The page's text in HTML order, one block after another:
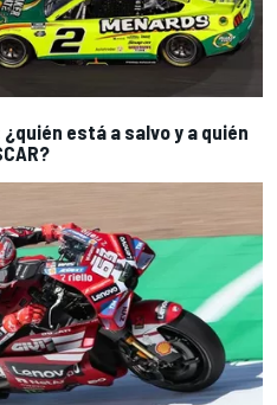
está a salvo y a quién